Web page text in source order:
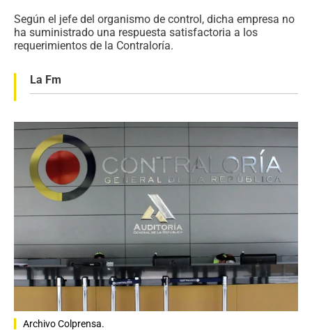
Según el jefe del organismo de control, dicha empresa no
ha suministrado una respuesta satisfactoria a los
requerimientos de la Contraloría.
La Fm
Archivo Colprensa.